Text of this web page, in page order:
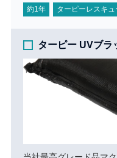
約1年 ターピーレスキュ
ターピー UVブ